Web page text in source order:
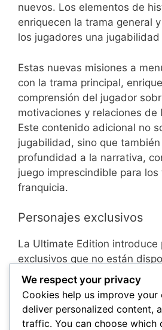
nuevos. Los elementos de
enriquecen la trama general
los jugadores una
Estas nuevas misiones a
con la trama principal,
comprensión del jugador
motivaciones y relaciones de
Este contenido adicional no
jugabilidad, sino que
profundidad a la narrativa,
juego imprescindible para los
franquicia.
Personajes exclusivos
La Ultimate Edition introduce
exclusivos que no están
versión estándar. Estos
habilidades y tramas únicas,
los jugadores nuevas
estrategias. Interactuar con
We respect your privacy
Cookies help us improve your
deliver personalized content,
traffic. You can choose which